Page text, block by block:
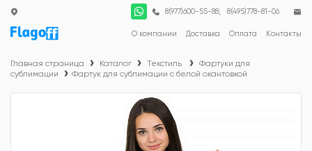
О компании Доставка Оплата Контакты
8(977)600-55-88; 8(495)778-81-06
Главная страница Каталог Текстиль
Фартуки для
сублимации
Фартук для сублимации с белой окантовкой